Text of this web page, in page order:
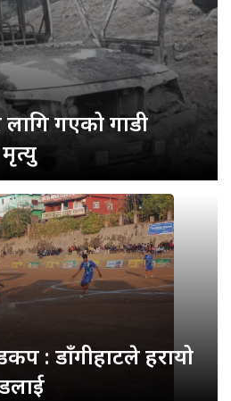
लागि गएको गाडी
: डाँगीहाटले हरायो